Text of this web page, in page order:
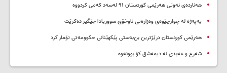
هەناردەی نەوتی هەرێمی کوردستان ۹۱ لەسەد کەمی کردووە
یەپەژە لە چوارچێوەی وەزارەتی ناوخۆی سووریادا جێگیر دەکرێت
هەرێمی کوردستان درێژترین بن‌بەستی پێکهێنانی حکوومەتی تۆمار کرد
شەرع و عەبدی لە دیمەشق کۆ بوونەوە